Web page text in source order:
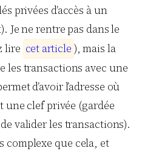
privées d’accès à un
Je ne rentre pas dans le
lire cet article ), mais la
les transactions avec une
d’avoir l’adresse où
une clef privée (gardée
valider les transactions).
complexe que cela, et